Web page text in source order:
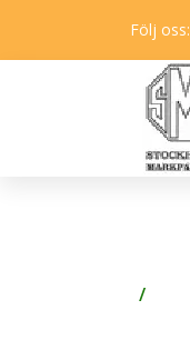
Följ oss: